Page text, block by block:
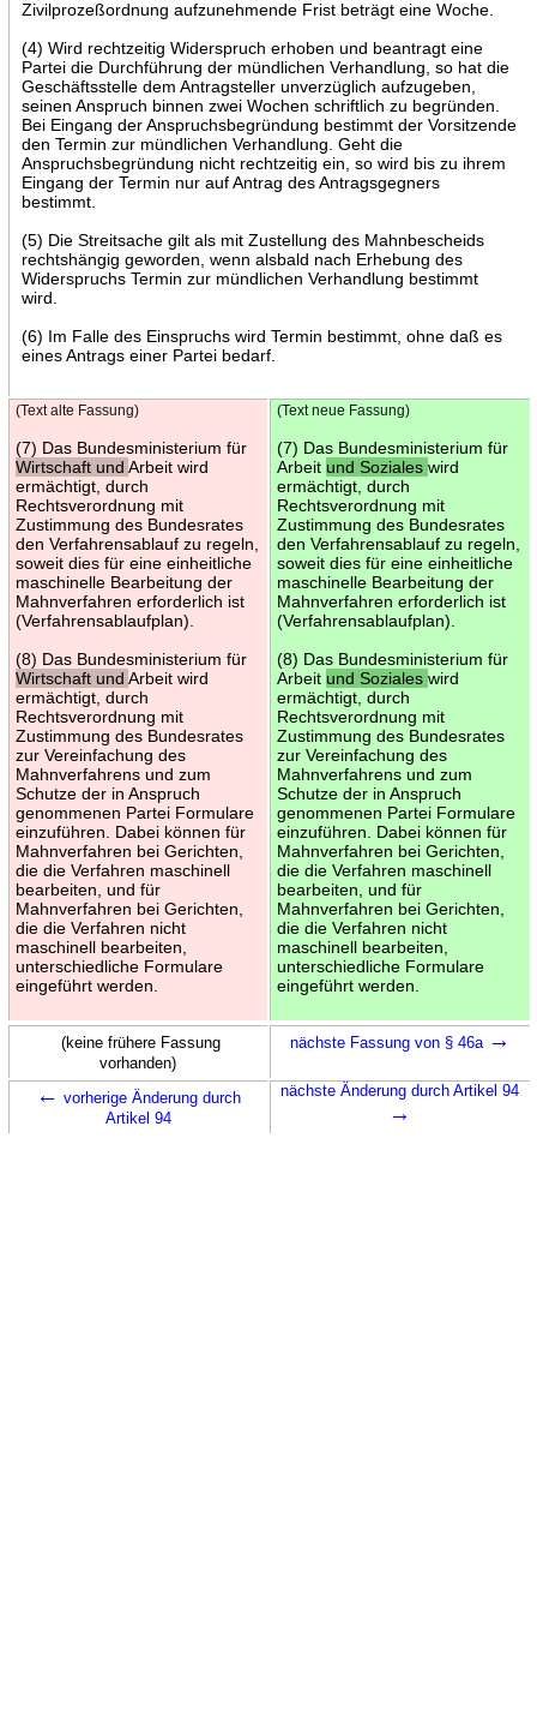
Zivilprozeßordnung aufzunehmende Frist beträgt eine Woche.
(4) Wird rechtzeitig Widerspruch erhoben und beantragt eine
Partei die Durchführung der mündlichen Verhandlung, so hat die
Geschäftsstelle dem Antragsteller unverzüglich aufzugeben,
seinen Anspruch binnen zwei Wochen schriftlich zu begründen.
Bei Eingang der Anspruchsbegründung bestimmt der Vorsitzende
den Termin zur mündlichen Verhandlung. Geht die
Anspruchsbegründung nicht rechtzeitig ein, so wird bis zu ihrem
Eingang der Termin nur auf Antrag des Antragsgegners
bestimmt.
(5) Die Streitsache gilt als mit Zustellung des Mahnbescheids
rechtshängig geworden, wenn alsbald nach Erhebung des
Widerspruchs Termin zur mündlichen Verhandlung bestimmt
wird.
(6) Im Falle des Einspruchs wird Termin bestimmt, ohne daß es
eines Antrags einer Partei bedarf.
(Text alte Fassung)
(7) Das Bundesministerium für
Wirtschaft und Arbeit wird
ermächtigt, durch
Rechtsverordnung mit
Zustimmung des Bundesrates
den Verfahrensablauf zu regeln,
soweit dies für eine einheitliche
maschinelle Bearbeitung der
Mahnverfahren erforderlich ist
(Verfahrensablaufplan).
(8) Das Bundesministerium für
Wirtschaft und Arbeit wird
ermächtigt, durch
Rechtsverordnung mit
Zustimmung des Bundesrates
zur Vereinfachung des
Mahnverfahrens und zum
Schutze der in Anspruch
genommenen Partei Formulare
einzuführen. Dabei können für
Mahnverfahren bei Gerichten,
die die Verfahren maschinell
bearbeiten, und für
Mahnverfahren bei Gerichten,
die die Verfahren nicht
maschinell bearbeiten,
unterschiedliche Formulare
eingeführt werden.
(Text neue Fassung)
(7) Das Bundesministerium für
Arbeit und Soziales wird
ermächtigt, durch
Rechtsverordnung mit
Zustimmung des Bundesrates
den Verfahrensablauf zu regeln,
soweit dies für eine einheitliche
maschinelle Bearbeitung der
Mahnverfahren erforderlich ist
(Verfahrensablaufplan).
(8) Das Bundesministerium für
Arbeit und Soziales wird
ermächtigt, durch
Rechtsverordnung mit
Zustimmung des Bundesrates
zur Vereinfachung des
Mahnverfahrens und zum
Schutze der in Anspruch
genommenen Partei Formulare
einzuführen. Dabei können für
Mahnverfahren bei Gerichten,
die die Verfahren maschinell
bearbeiten, und für
Mahnverfahren bei Gerichten,
die die Verfahren nicht
maschinell bearbeiten,
unterschiedliche Formulare
eingeführt werden.
(keine frühere Fassung
vorhanden)
nächste Fassung von § 46a →
← vorherige Änderung durch
Artikel 94
nächste Änderung durch Artikel 94
→